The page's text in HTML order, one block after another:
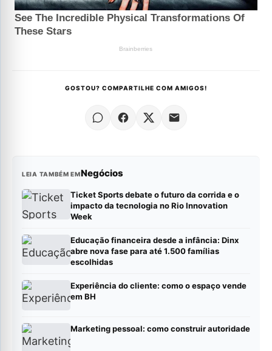
GOSTOU? COMPARTILHE COM AMIGOS!
LEIA TAMBÉM EMNegócios
Ticket Sports debate o futuro da corrida e o
impacto da tecnologia no Rio Innovation
Week
Educação financeira desde a infância: Dinx
abre nova fase para até 1.500 famílias
escolhidas
Experiência do cliente: como o espaço vende
em BH
Marketing pessoal: como construir autoridade